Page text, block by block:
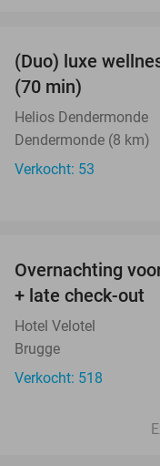
(Duo) luxe
(70 min)
Helios Dendermonde
Dendermonde (8 km)
Verkocht: 53
Overnachting
+ late check-out
Hotel Velotel
Brugge
Verkocht: 518